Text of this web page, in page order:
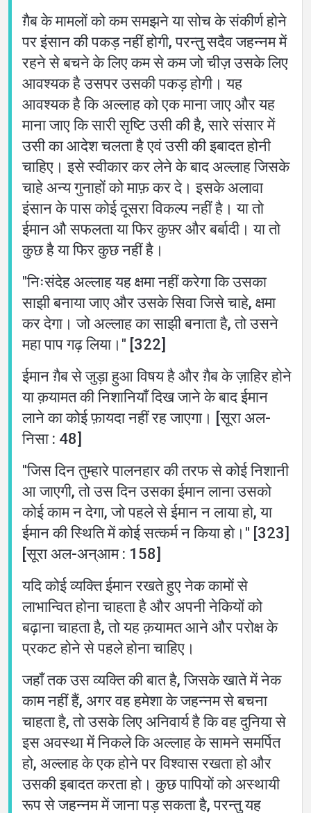
ग़ैब के मामलों को कम समझने या सोच के संकीर्ण होने
पर इंसान की पकड़ नहीं होगी, परन्तु सदैव जहन्नम में
रहने से बचने के लिए कम से कम जो चीज़ उसके लिए
आवश्यक है उसपर उसकी पकड़ होगी। यह
आवश्यक है कि अल्लाह को एक माना जाए और यह
माना जाए कि सारी सृष्टि उसी की है, सारे संसार में
उसी का आदेश चलता है एवं उसी की इबादत होनी
चाहिए। इसे स्वीकार कर लेने के बाद अल्लाह जिसके
चाहे अन्य गुनाहों को माफ़ कर दे। इसके अलावा
इंसान के पास कोई दूसरा विकल्प नहीं है। या तो
ईमान औ सफलता या फिर कुफ़्र और बर्बादी। या तो
कुछ है या फिर कुछ नहीं है।
"निःसंदेह अल्लाह यह क्षमा नहीं करेगा कि उसका
साझी बनाया जाए और उसके सिवा जिसे चाहे, क्षमा
कर देगा। जो अल्लाह का साझी बनाता है, तो उसने
महा पाप गढ़ लिया।" [322]
ईमान ग़ैब से जुड़ा हुआ विषय है और ग़ैब के ज़ाहिर होने
या क़यामत की निशानियाँ दिख जाने के बाद ईमान
लाने का कोई फ़ायदा नहीं रह जाएगा। [सूरा अल-
निसा : 48]
''जिस दिन तुम्हारे पालनहार की तरफ से कोई निशानी
आ जाएगी, तो उस दिन उसका ईमान लाना उसको
कोई काम न देगा, जो पहले से ईमान न लाया हो, या
ईमान की स्थिति में कोई सत्कर्म न किया हो।'' [323]
[सूरा अल-अन्आम : 158]
यदि कोई व्यक्ति ईमान रखते हुए नेक कामों से
लाभान्वित होना चाहता है और अपनी नेकियों को
बढ़ाना चाहता है, तो यह क़यामत आने और परोक्ष के
प्रकट होने से पहले होना चाहिए।
जहाँ तक उस व्यक्ति की बात है, जिसके खाते में नेक
काम नहीं हैं, अगर वह हमेशा के जहन्नम से बचना
चाहता है, तो उसके लिए अनिवार्य है कि वह दुनिया से
इस अवस्था में निकले कि अल्लाह के सामने समर्पित
हो, अल्लाह के एक होने पर विश्वास रखता हो और
उसकी इबादत करता हो। कुछ पापियों को अस्थायी
रूप से जहन्नम में जाना पड़ सकता है, परन्तु यह